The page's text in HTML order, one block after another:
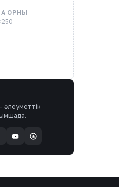
ОРНЫ
әлеуметтік
a